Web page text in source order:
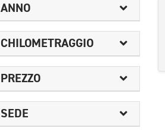
ANNO
CHILOMETRAGGIO
PREZZO
SEDE